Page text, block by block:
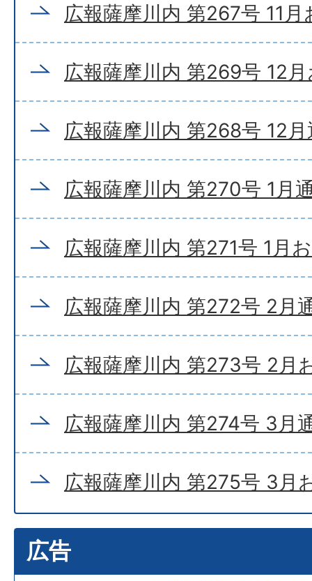
広報薩摩川内 第267号 11
広報薩摩川内 第269号 12
広報薩摩川内 第268号 12
広報薩摩川内 第270号 1月
広報薩摩川内 第271号 1月
広報薩摩川内 第272号 2月
広報薩摩川内 第273号 2月
広報薩摩川内 第274号 3月
広報薩摩川内 第275号 3月
広告